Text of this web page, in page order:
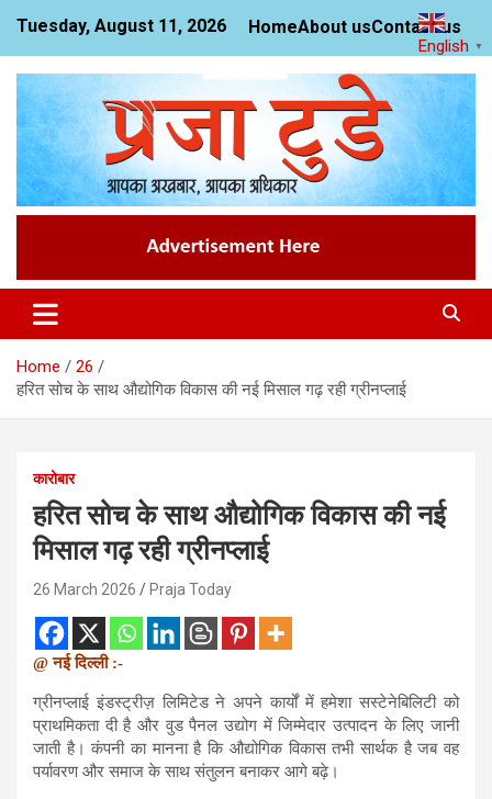
content
Tuesday, August 11, 2026 HomeAbout usContact us
Praja Today
News Website
Home
26
हरित सोच के साथ औद्योगिक विकास की नई मिसाल गढ़ रही ग्रीनप्लाई
कारोबार
हरित सोच के साथ औद्योगिक विकास की नई
मिसाल गढ़ रही ग्रीनप्लाई
26 March 2026 Praja Today
@ नई दिल्ली :-
ग्रीनप्लाई इंडस्ट्रीज़ लिमिटेड ने अपने कार्यों में हमेशा सस्टेनेबिलिटी को
प्राथमिकता दी है और वुड पैनल उद्योग में जिम्मेदार उत्पादन के लिए जानी
जाती है। कंपनी का मानना है कि औद्योगिक विकास तभी सार्थक है जब वह
पर्यावरण और समाज के साथ संतुलन बनाकर आगे बढ़े।
English ▼